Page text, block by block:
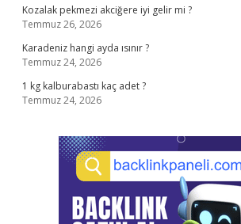
Kozalak pekmezi akciğere iyi gelir mi ?
Temmuz 26, 2026
Karadeniz hangi ayda ısınır ?
Temmuz 24, 2026
1 kg kalburabastı kaç adet ?
Temmuz 24, 2026